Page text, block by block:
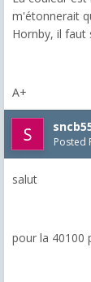
m'étonnerait
Hornby, il faut
A+
Posted
salut
pour la 40100